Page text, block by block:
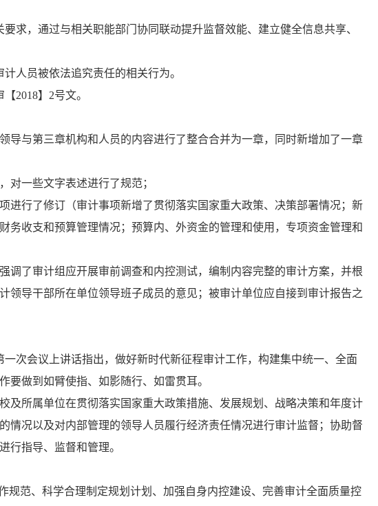
求，通过与相关职能部门协同联动提升监督效能、建立健全信息共享、
人员被依法追究责任的相关行为。
2018】2号文。
导与第三章机构和人员的内容进行了整合合并为一章，同时新增加了一章
对一些文字表述进行了规范；
进行了修订（审计事项新增了贯彻落实国家重大政策、决策部署情况；新
收支和预算管理情况；预算内、外资金的管理和使用，专项资金管理和
调了审计组应开展审前调查和内控测试，编制内容完整的审计方案，并根
导干部所在单位领导班子成员的意见；被审计单位应自接到审计报告之
次会议上讲话指出，做好新时代新征程审计工作，构建集中统一、全面
要做到如臂使指、如影随行、如雷贯耳。
及所属单位在贯彻落实国家重大政策措施、发展规划、战略决策和年度计
情况以及对内部管理的领导人员履行经济责任情况进行审计监督；协助督
行指导、监督和管理。
规范、科学合理制定规划计划、加强自身内控建设、完善审计全面质量控